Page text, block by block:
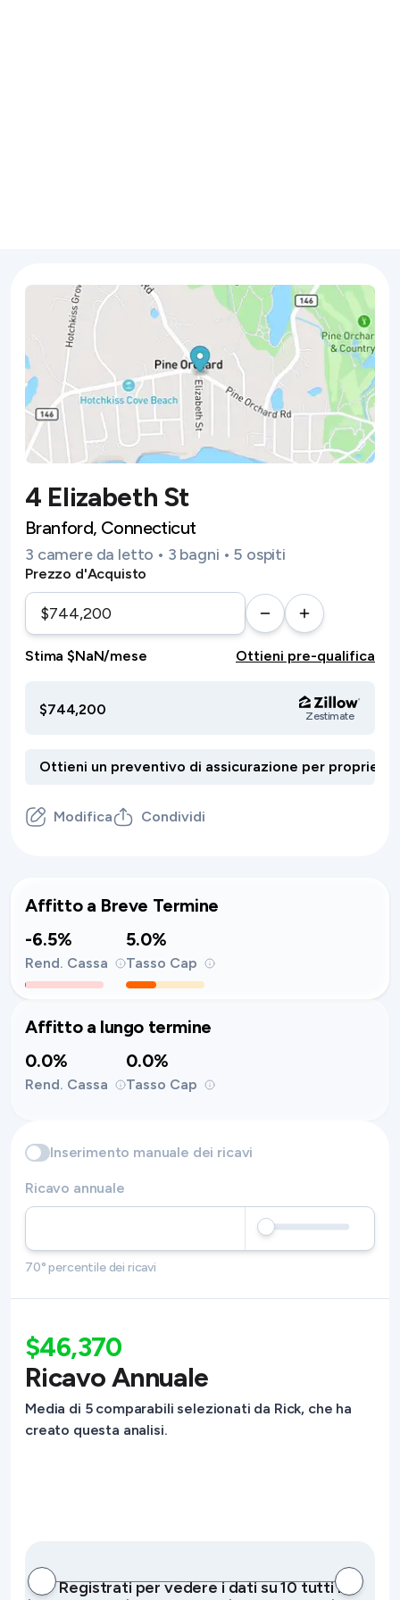
4 Elizabeth St
Branford, Connecticut
3 camere da letto • 3 bagni • 5 ospiti
Prezzo d'Acquisto
Stima $NaN/mese Ottieni pre-qualifica
$744,200 Zestimate
Modifica Condividi
Affitto a Breve Termine
-6.5%
Rend. Cassa
5.0%
Tasso Cap
Affitto a lungo termine
0.0%
Rend. Cassa
0.0%
Tasso Cap
Inserimento manuale dei ricavi
Ricavo annuale
70° percentile dei ricavi
$46,370
Ricavo Annuale
Media di 5 comparabili selezionati da Rick, che ha
creato questa analisi.
Registrati per vedere i dati su 10 tutti i